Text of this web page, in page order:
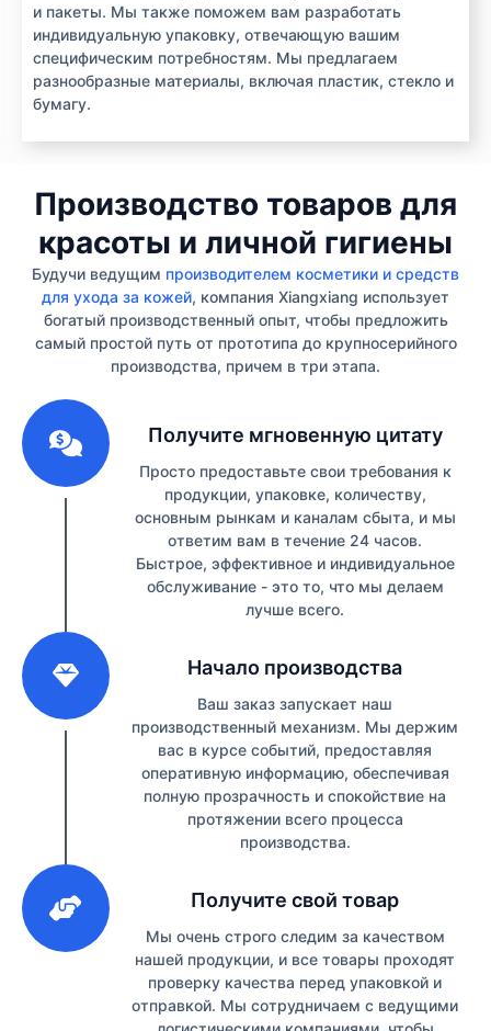
и пакеты. Мы также поможем вам разработать
индивидуальную упаковку, отвечающую вашим
специфическим потребностям. Мы предлагаем
разнообразные материалы, включая пластик, стекло и
бумагу.
Производство товаров для
красоты и личной гигиены
Будучи ведущим производителем косметики и средств
для ухода за кожей, компания Xiangxiang использует
богатый производственный опыт, чтобы предложить
самый простой путь от прототипа до крупносерийного
производства, причем в три этапа.
Получите мгновенную цитату
Просто предоставьте свои требования к
продукции, упаковке, количеству,
основным рынкам и каналам сбыта, и мы
ответим вам в течение 24 часов.
Быстрое, эффективное и индивидуальное
обслуживание - это то, что мы делаем
лучше всего.
Начало производства
Ваш заказ запускает наш
производственный механизм. Мы держим
вас в курсе событий, предоставляя
оперативную информацию, обеспечивая
полную прозрачность и спокойствие на
протяжении всего процесса
производства.
Получите свой товар
Мы очень строго следим за качеством
нашей продукции, и все товары проходят
проверку качества перед упаковкой и
отправкой. Мы сотрудничаем с ведущими